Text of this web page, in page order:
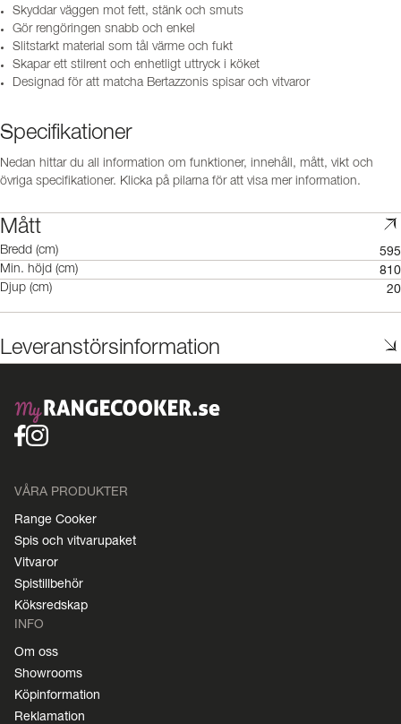
Skyddar väggen mot fett, stänk och smuts
Gör rengöringen snabb och enkel
Slitstarkt material som tål värme och fukt
Skapar ett stilrent och enhetligt uttryck i köket
Designad för att matcha Bertazzonis spisar och vitvaror
Specifikationer
Nedan hittar du all information om funktioner, innehåll, mått, vikt och
övriga specifikationer. Klicka på pilarna för att visa mer information.
Mått
Bredd (cm) 595
Min. höjd (cm) 810
Djup (cm) 20
Leveranstörsinformation
VÅRA PRODUKTER
Range Cooker
Spis och vitvarupaket
Vitvaror
Spistillbehör
Köksredskap
INFO
Om oss
Showrooms
Köpinformation
Reklamation